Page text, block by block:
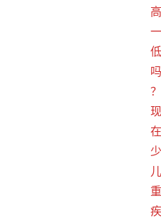
高
一
低
吗
？
现
在
少
儿
重
疾